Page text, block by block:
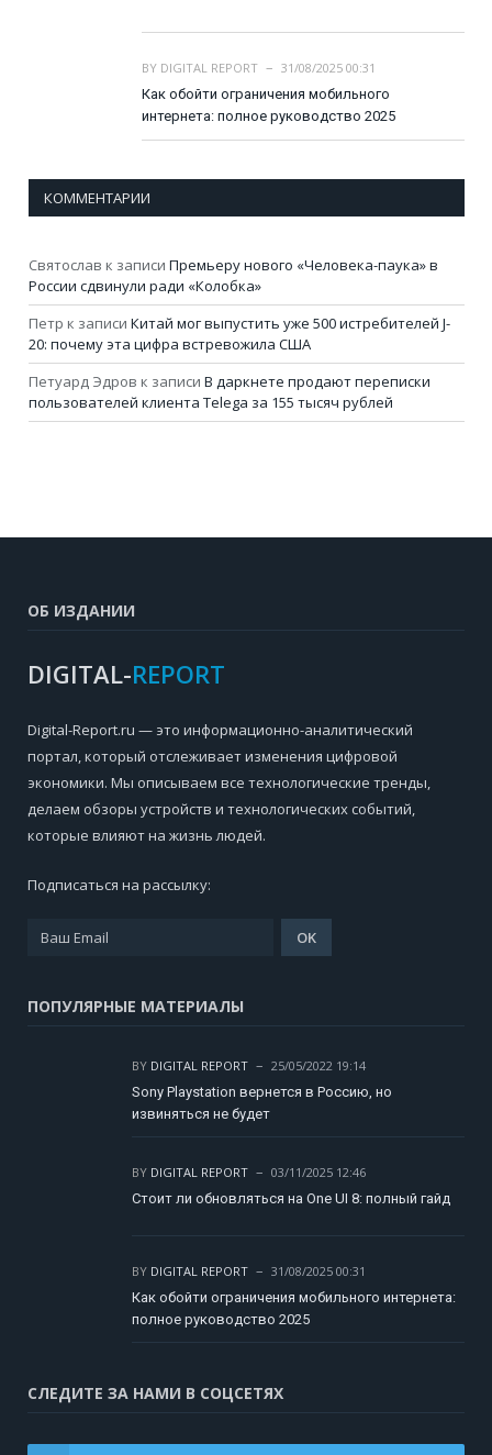
BY DIGITAL REPORT
31/08/2025 00:31
Как обойти ограничения мобильного
интернета: полное руководство 2025
КОММЕНТАРИИ
Святослав к записи Премьеру нового «Человека-паука» в
России сдвинули ради «Колобка»
Петр к записи Китай мог выпустить уже 500 истребителей J-
20: почему эта цифра встревожила США
Петуард Эдров к записи В даркнете продают переписки
пользователей клиента Telega за 155 тысяч рублей
ОБ ИЗДАНИИ
DIGITAL-REPORT
Digital-Report.ru — это информационно-аналитический
портал, который отслеживает изменения цифровой
экономики. Мы описываем все технологические тренды,
делаем обзоры устройств и технологических событий,
которые влияют на жизнь людей.
Подписаться на рассылку:
ПОПУЛЯРНЫЕ МАТЕРИАЛЫ
BY DIGITAL REPORT
25/05/2022 19:14
Sony Playstation вернется в Россию, но
извиняться не будет
BY DIGITAL REPORT
03/11/2025 12:46
Стоит ли обновляться на One UI 8: полный гайд
BY DIGITAL REPORT
31/08/2025 00:31
Как обойти ограничения мобильного интернета:
полное руководство 2025
СЛЕДИТЕ ЗА НАМИ В СОЦСЕТЯХ